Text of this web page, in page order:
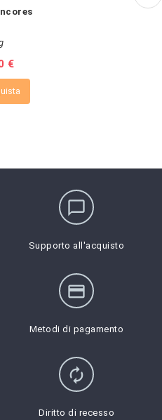
€
chat_bubble_outline
Supporto all'acquisto
credit_card
Metodi di pagamento
autorenew
Diritto di recesso